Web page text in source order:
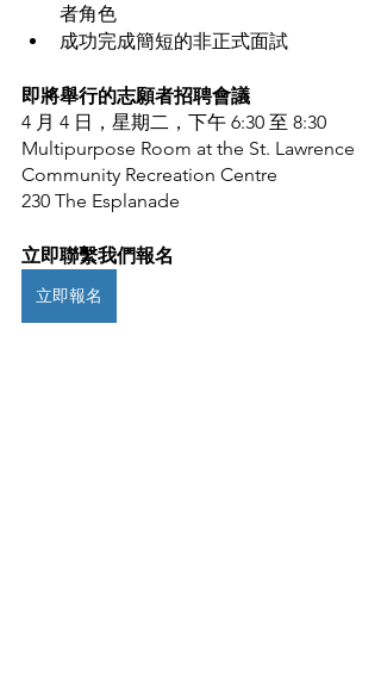
者角色
成功完成簡短的非正式面試
即將舉行的志願者招聘會議
4 月 4 日，星期二，下午 6:30 至 8:30
Multipurpose Room at the St. Lawrence
Community Recreation Centre
230 The Esplanade
立即聯繫我們報名
立即報名